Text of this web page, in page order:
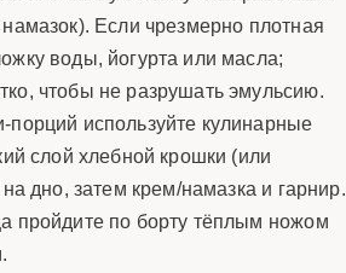
Если чрезмерно плотная
воды, йогурта или масла;
чтобы не разрушать эмульсию.
используйте кулинарные
слой хлебной крошки (или
дно, затем крем/намазка и гарнир.
пройдите по борту тёплым ножом